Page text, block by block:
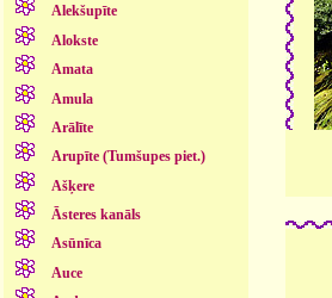
Alekšupīte
Alokste
Amata
Amula
Arālīte
Arupīte (Tumšupes piet.)
Ašķere
Āsteres kanāls
Asūnīca
Auce